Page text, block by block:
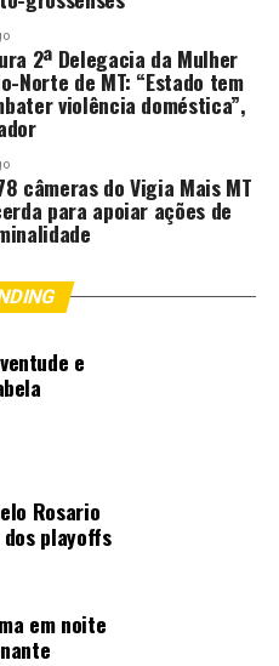
2ª Delegacia da Mulher
Norte de MT: “Estado tem
violência doméstica”,
câmeras do Vigia Mais MT
para apoiar ações de
e
Rosario
playoffs
em noite